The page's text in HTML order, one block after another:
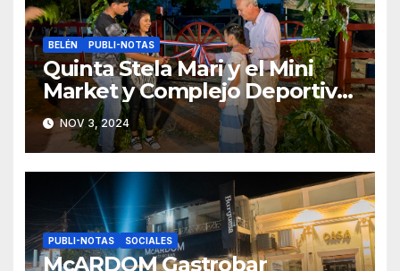
BELÉN PUBLI-NOTAS
Quinta Stela Mari y el Mini
Market y Complejo Deportivo
«El Chileno» abren sus
puertas en Belén como un
nuevo espacio familiar
NOV 3, 2024
PUBLI-NOTAS SOCIALES
McARDOM Gastrobar